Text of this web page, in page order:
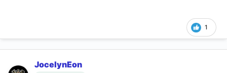
1
JocelynEon